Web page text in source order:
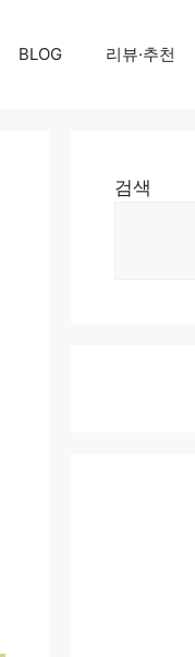
BLOG 리뷰·추천
검색